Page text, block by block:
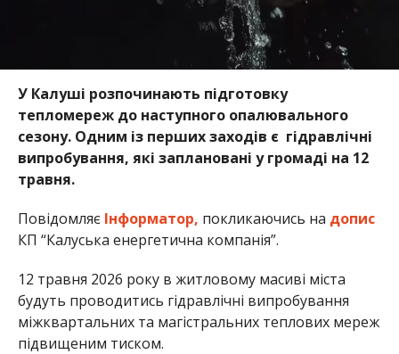
У Калуші розпочинають підготовку
тепломереж до наступного опалювального
сезону. Одним із перших заходів є гідравлічні
випробування, які заплановані у громаді на 12
травня.
Повідомляє Інформатор, покликаючись на допис
КП “Калуська енергетична компанія”.
12 травня 2026 року в житловому масиві міста
будуть проводитись гідравлічні випробування
міжквартальних та магістральних теплових мереж
підвищеним тиском.